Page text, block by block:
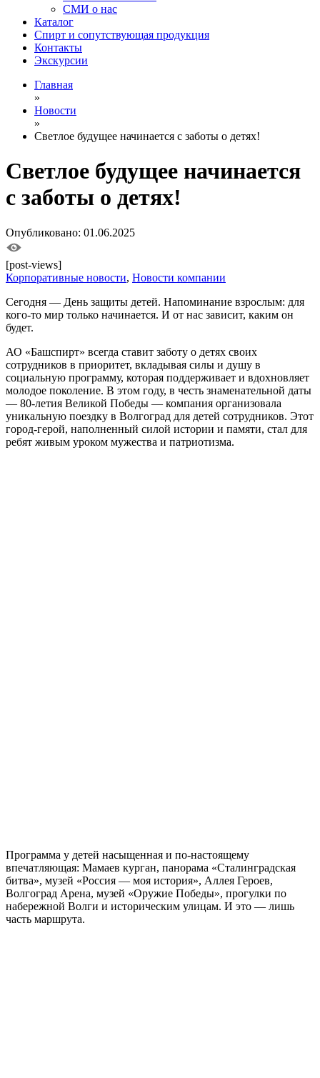
СМИ о нас
Каталог
Спирт и сопутствующая продукция
Контакты
Экскурсии
Главная
»
Новости
»
Светлое будущее начинается с заботы о детях!
Светлое будущее начинается
с заботы о детях!
Опубликовано: 01.06.2025
[post-views]
Корпоративные новости, Новости компании
Сегодня — День защиты детей. Напоминание взрослым: для
кого-то мир только начинается. И от нас зависит, каким он
будет.
АО «Башспирт» всегда ставит заботу о детях своих
сотрудников в приоритет, вкладывая силы и душу в
социальную программу, которая поддерживает и вдохновляет
молодое поколение. В этом году, в честь знаменательной даты
— 80-летия Великой Победы — компания организовала
уникальную поездку в Волгоград для детей сотрудников. Этот
город-герой, наполненный силой истории и памяти, стал для
ребят живым уроком мужества и патриотизма.
Программа у детей насыщенная и по-настоящему
впечатляющая: Мамаев курган, панорама «Сталинградская
битва», музей «Россия — моя история», Аллея Героев,
Волгоград Арена, музей «Оружие Победы», прогулки по
набережной Волги и историческим улицам. И это — лишь
часть маршрута.